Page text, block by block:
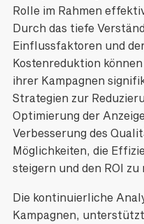
Rolle im Rahmen
Durch das tiefe
Einflussfaktoren und
Kostenreduktion
ihrer Kampagnen
Strategien zur
Optimierung der
Verbesserung des
Möglichkeiten, die
steigern und den ROI zu
Die kontinuierliche
Kampagnen,